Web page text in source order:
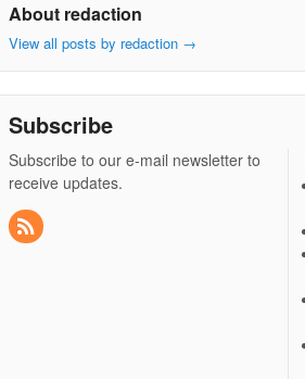
About redaction
View all posts by redaction →
Subscribe
Subscribe to our e-mail newsletter to
receive updates.